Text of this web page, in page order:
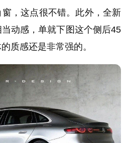
，这点很不错。此外，全新
动感，单就下图这个侧后45
质感还是非常强的。